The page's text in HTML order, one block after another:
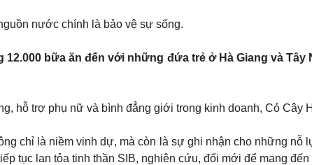
nước chính là bảo vệ sự sống.
12.000 bữa ăn đến với những đứa trẻ ở Hà Giang và
hỗ trợ phụ nữ và bình đẳng giới trong kinh doanh, Cỏ Cây
chỉ là niềm vinh dự, mà còn là sự ghi nhận cho những
tục lan tỏa tinh thần SIB, nghiên cứu, đổi mới để mang